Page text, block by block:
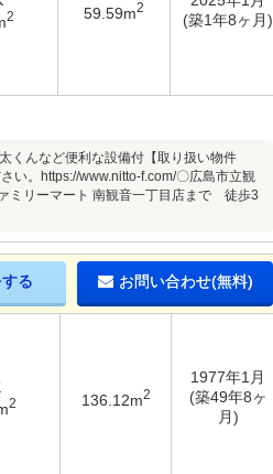
2 59.59m2
(築1年8ヶ月)
くんなど便利な設備付【取り扱い物件
い。https://www.nitto-f.com/〇広島市立観
リーマート 南観音一丁目店まで 徒歩3
る お問い合わせ(無料)
2 136.12m2
1977年1月
(築49年8ヶ
月)